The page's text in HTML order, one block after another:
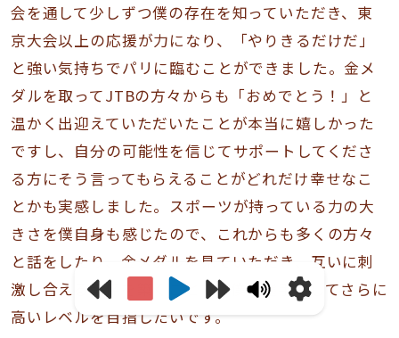
会を通して少しずつ僕の存在を知っていただき、東
京大会以上の応援が力になり、「やりきるだけだ」
と強い気持ちでパリに臨むことができました。金メ
ダルを取ってJTBの方々からも「おめでとう！」と
温かく出迎えていただいたことが本当に嬉しかった
ですし、自分の可能性を信じてサポートしてくださ
る方にそう言ってもらえることがどれだけ幸せなこ
とかも実感しました。スポーツが持っている力の大
きさを僕自身も感じたので、これからも多くの方々
と話をしたり、金メダルを見ていただき、互いに刺
激し合える関係を築くことで、僕も選手としてさらに
高いレベルを目指したいです。